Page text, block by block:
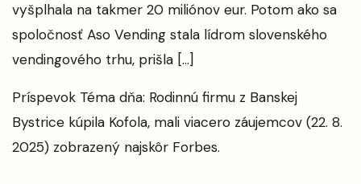
vyšplhala na takmer 20 miliónov eur. Potom ako sa
spoločnosť Aso Vending stala lídrom slovenského
vendingového trhu, prišla […]
Príspevok Téma dňa: Rodinnú firmu z Banskej
Bystrice kúpila Kofola, mali viacero záujemcov (22. 8.
2025) zobrazený najskôr Forbes.